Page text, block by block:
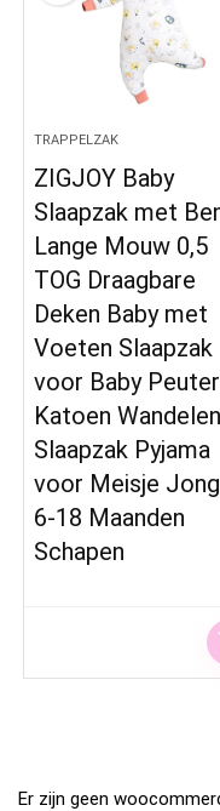
TRAPPELZAK
ZIGJOY Baby
Slaapzak met
Lange Mouw 0,5
TOG Draagbare
Deken Baby met
Voeten Slaapzak
voor Baby Peuter
Katoen Wandelen
Slaapzak Pyjama
voor Meisje
6-18 Maanden
Schapen
Er zijn geen